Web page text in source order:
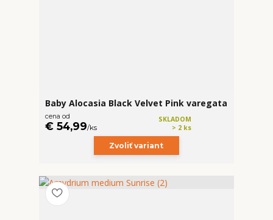
Baby Alocasia Black Velvet Pink varegata
cena od
€ 54,99/ks
SKLADOM
> 2 ks
Zvoliť variant